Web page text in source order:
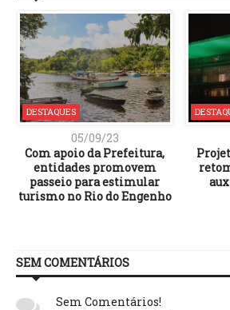
DESTAQUES
05/09/23
Com apoio da Prefeitura,
entidades promovem
passeio para estimular
turismo no Rio do Engenho
SEM COMENTÁRIOS
Sem Comentários!